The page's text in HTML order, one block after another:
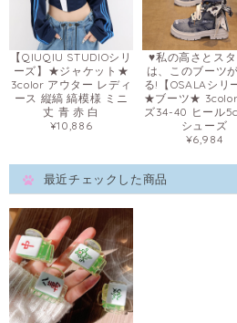
【QIUQIU STUDIOシリ
ーズ】★ジャケット★
3color アウター レディ
ース 縦縞 縞模様 ミニ
丈 青 赤 白
¥10,886
♥私の高さとス
は、このブーツ
る!【OSALAシリ
★ブーツ★ 3color
ズ34-40 ヒール
シューズ
¥6,984
最近チェックした商品